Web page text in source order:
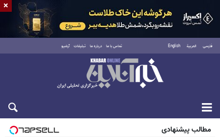
فارسی العربية English تماس با ما درباره ما تبلیغات آرشیو
جمعه ۱۶ مرداد ۱۴۰۵
مطالب پیشنهادی
×